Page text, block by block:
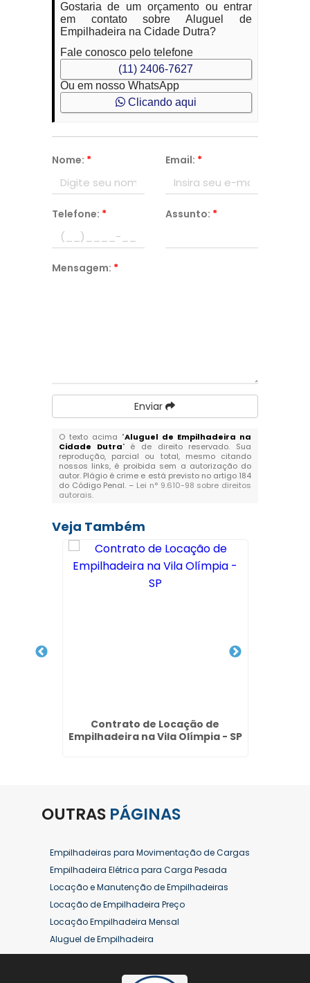
Gostaria de um orçamento ou entrar
em contato sobre Aluguel de
Empilhadeira na Cidade Dutra?
Fale conosco pelo telefone
(11) 2406-7627
Ou em nosso WhatsApp
Clicando aqui
Nome: * Email: *
Telefone: * Assunto: *
Mensagem: *
Enviar
O texto acima "Aluguel de Empilhadeira na
Cidade Dutra" é de direito reservado. Sua
reprodução, parcial ou total, mesmo citando
nossos links, é proibida sem a autorização do
autor. Plágio é crime e está previsto no artigo 184
do Código Penal. – Lei n° 9.610-98 sobre direitos
autorais.
Veja Também
Contrato de Locação de
Empilhadeira na Vila Olímpia - SP
OUTRAS PÁGINAS
Empilhadeiras para Movimentação de Cargas
Empilhadeira Elétrica para Carga Pesada
Locação e Manutenção de Empilhadeiras
Locação de Empilhadeira Preço
Locação Empilhadeira Mensal
Aluguel de Empilhadeira
Aluguel de Empilhadeira a Combustão
Aluguel de Empilhadeira Diária Valor